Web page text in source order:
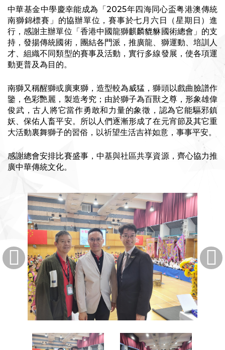
中華基金中學慶幸能成為「2025年四海同心盃粤港澳傳統
南獅錦標賽」的協辦單位，賽事於七月六日（星期日）進
行，感謝主辦單位「香港中國龍獅麒麟貔貅國術總會」的支
持，發揚傳統國術，團結各門派，推廣龍、獅運動、培訓人
才、組織不同類型的賽事及活動，實行多線發展，使各項運
動更普及為目的。
南獅又稱醒獅或廣東獅，造型較為威猛，獅頭以戲曲臉譜作
鑒，色彩艷麗，製造考究；由於獅子為百獸之尊，形象雄偉
俊武，古人將它當作勇敢和力量的象徵，認為它能驅邪鎮
妖、保佑人畜平安。所以人們逐漸形成了在元宵節及其它重
大活動裏舞獅子的習俗，以祈望生活吉祥如意，事事平安。
感謝總會安排比賽盛事，中基與社區共享資源，齊心協力推
廣中華傳統文化。